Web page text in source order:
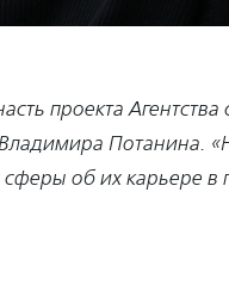
проекта
Потанина.
об их карьере в